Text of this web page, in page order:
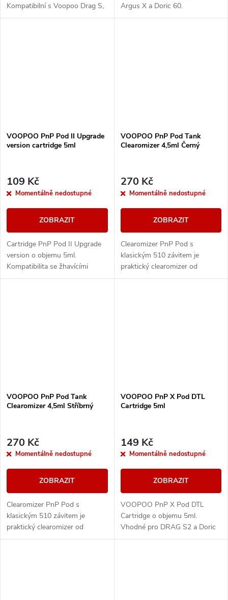
Kompatibilní s Voopoo Drag S,
Drag X, PnP Tank, Argus Pro,
Argus X a Doric 60.
VOOPOO PnP Pod II Upgrade
version cartridge 5ml
109 Kč
Momentálně nedostupné
ZOBRAZIT
Cartridge PnP Pod II Upgrade
version o objemu 5ml.
Kompatibilita se žhavícími
hlavami PnP. 360° airflow
VOOPOO PnP Pod Tank
Clearomizer 4,5ml Černý
270 Kč
Momentálně nedostupné
ZOBRAZIT
Clearomizer PnP Pod s
klasickým 510 závitem je
praktický clearomizer od
společnosti VOOPOO. Plastové
VOOPOO PnP Pod Tank
Clearomizer 4,5ml Stříbrný
270 Kč
Momentálně nedostupné
ZOBRAZIT
Clearomizer PnP Pod s
klasickým 510 závitem je
praktický clearomizer od
společnosti VOOPOO. Plastové
VOOPOO PnP X Pod DTL
Cartridge 5ml
149 Kč
Momentálně nedostupné
ZOBRAZIT
VOOPOO PnP X Pod DTL
Cartridge o objemu 5ml.
Vhodné pro DRAG S2 a Doric
60 Pro.